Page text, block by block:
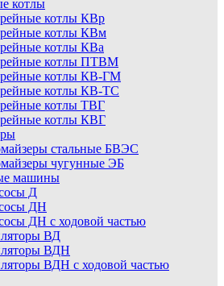
котлы
котлы КВр
котлы КВм
котлы КВа
котлы ПТВМ
котлы КВ-ГМ
котлы КВ-ТС
котлы ТВГ
котлы КВГ
стальные БВЭС
чугунные ЭБ
машины
Д
ДН
ДН с ходовой частью
ВД
ВДН
ВДН с ходовой частью